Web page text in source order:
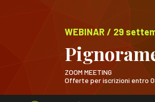
WEBINAR / 29
ZOOM MEETING
Offerte per iscrizioni entro